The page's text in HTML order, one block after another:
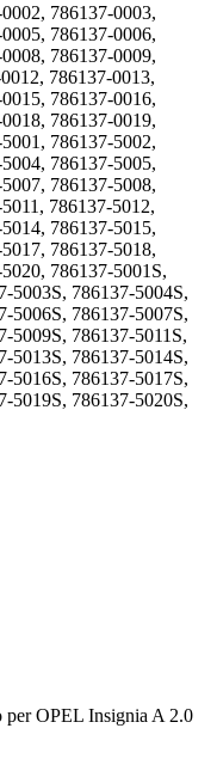
786137-0003,
786137-0006,
786137-0009,
786137-0013,
786137-0016,
786137-0019,
786137-5002,
786137-5005,
786137-5008,
786137-5012,
786137-5015,
786137-5018,
786137-5001S,
5003S, 786137-5004S,
5006S, 786137-5007S,
5009S, 786137-5011S,
5013S, 786137-5014S,
5016S, 786137-5017S,
5019S, 786137-5020S,
per OPEL Insignia A 2.0